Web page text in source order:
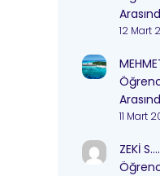
12 Mart
11 Mart
ZEKİ S….